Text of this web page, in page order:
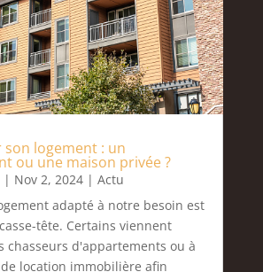
son logement : un
ou une maison privée ?
| Nov 2, 2024| Actu
adapté à notre besoin est
tête. Certains viennent
chasseurs d'appartements ou à
location immobilière afin